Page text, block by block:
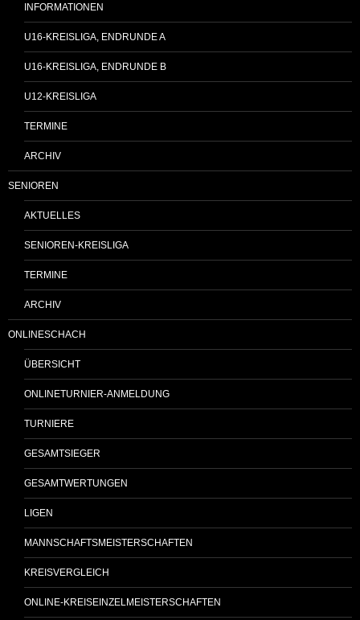
INFORMATIONEN
U16-KREISLIGA, ENDRUNDE A
U16-KREISLIGA, ENDRUNDE B
U12-KREISLIGA
TERMINE
ARCHIV
SENIOREN
AKTUELLES
SENIOREN-KREISLIGA
TERMINE
ARCHIV
ONLINESCHACH
ÜBERSICHT
ONLINETURNIER-ANMELDUNG
TURNIERE
GESAMTSIEGER
GESAMTWERTUNGEN
LIGEN
MANNSCHAFTSMEISTERSCHAFTEN
KREISVERGLEICH
ONLINE-KREISEINZELMEISTERSCHAFTEN